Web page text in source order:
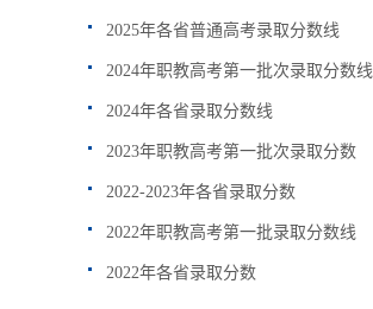
2025年各省普通高考录取分数线
2024年职教高考第一批次录取分数线
2024年各省录取分数线
2023年职教高考第一批次录取分数
2022-2023年各省录取分数
2022年职教高考第一批录取分数线
2022年各省录取分数